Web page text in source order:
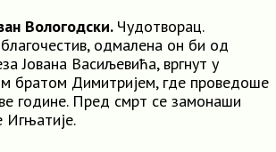
Вологодски. Чудотворац.
одмалена он би од
Јована Васиљевића, вргнут у
братом Димитријем, где проведоше
године. Пред смрт се замонаши
Игњатије.